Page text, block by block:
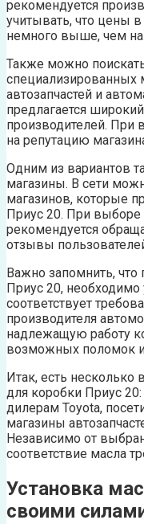
рекомендуется
учитывать, что цены
немного выше, чем
Также можно
специализированных
автозапчастей и
предлагается
производителей. При
на репутацию
Одним из вариантов
магазины. В сети
магазинов, которые
Приус 20. При выборе
рекомендуется
отзывы
Важно запомнить,
Приус 20, необходимо
соответствует
производителя
надлежащую работу
возможных поломок
Итак, есть
для коробки Приус
дилерам Toyota,
магазины
Независимо от
соответствие масла
Установка
своими